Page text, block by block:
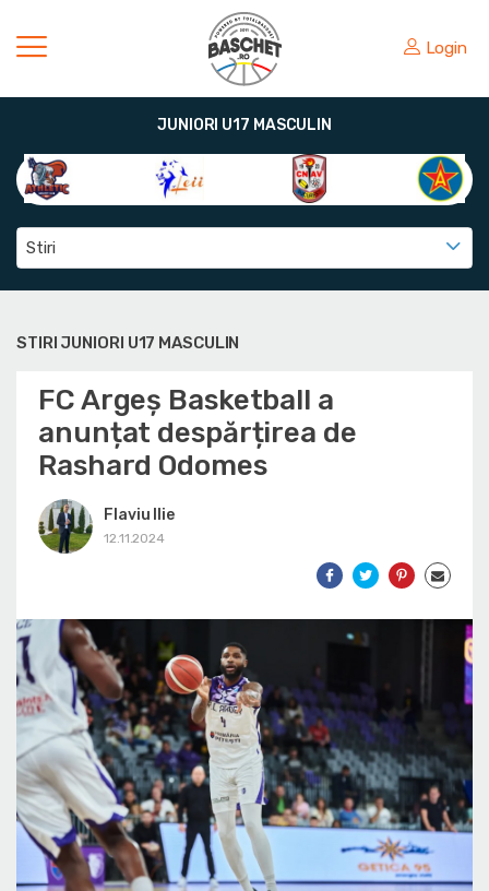
Login
JUNIORI U17 MASCULIN
Stiri
STIRI JUNIORI U17 MASCULIN
FC Argeș Basketball a
anunțat despărțirea de
Rashard Odomes
Flaviu Ilie
12.11.2024